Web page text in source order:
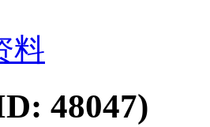
料
48047)